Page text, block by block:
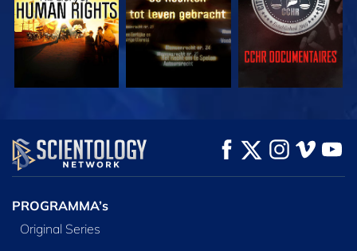
KIJK VERKEN DE SERIE
PROGRAMMA’s
Original Series